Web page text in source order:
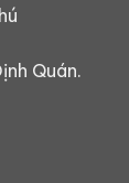
Quán.